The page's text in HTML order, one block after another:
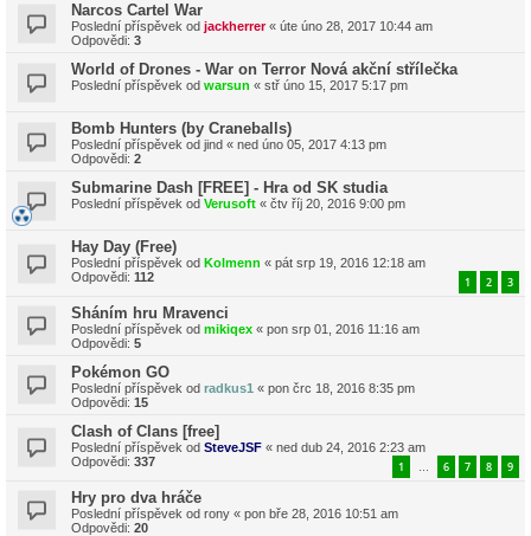
Narcos Cartel War
Poslední příspěvek od jackherrer« úte úno 28, 2017 10:44 am
Odpovědi: 3
World of Drones - War on Terror Nová akční střílečka
Poslední příspěvek od warsun « stř úno 15, 2017 5:17 pm
Bomb Hunters (by Craneballs)
Poslední příspěvek od jind « ned úno 05, 2017 4:13 pm
Odpovědi: 2
Submarine Dash [FREE] - Hra od SK studia
Poslední příspěvek od Verusoft « čtv říj 20, 2016 9:00 pm
Hay Day (Free)
Poslední příspěvek od Kolmenn « pát srp 19, 2016 12:18 am
Odpovědi: 112 1 2 3
Sháním hru Mravenci
Poslední příspěvek od mikiqex « pon srp 01, 2016 11:16 am
Odpovědi: 5
Pokémon GO
Poslední příspěvek od radkus1 « pon črc 18, 2016 8:35 pm
Odpovědi: 15
Clash of Clans [free]
Poslední příspěvek od SteveJSF « ned dub 24, 2016 2:23 am
Odpovědi: 337 1 … 6 7 8 9
Hry pro dva hráče
Poslední příspěvek od rony « pon bře 28, 2016 10:51 am
Odpovědi: 20